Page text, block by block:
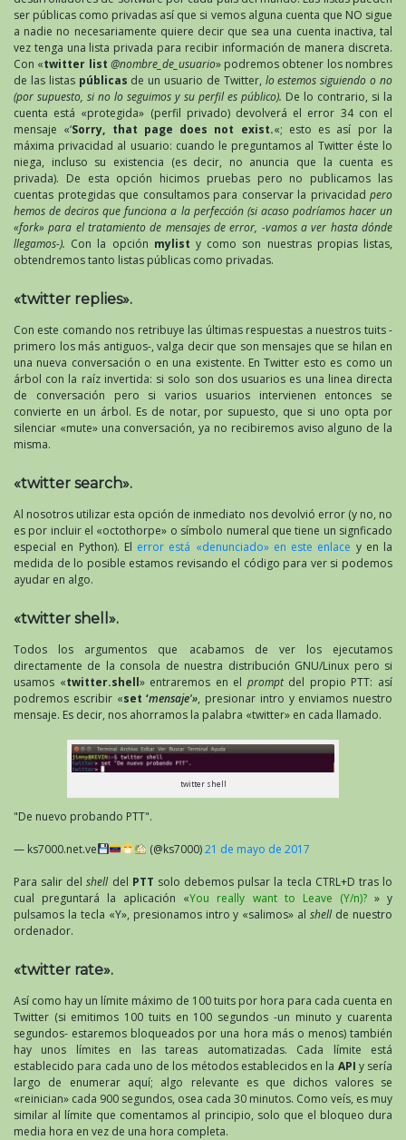
ser públicas como privadas así que si vemos alguna cuenta que NO sigue
a nadie no necesariamente quiere decir que sea una cuenta inactiva, tal
vez tenga una lista privada para recibir información de manera discreta.
Con «twitter list @nombre_de_usuario» podremos obtener los nombres
de las listas públicas de un usuario de Twitter, lo estemos siguiendo o no
(por supuesto, si no lo seguimos y su perfil es público). De lo contrario, si la
cuenta está «protegida» (perfil privado) devolverá el error 34 con el
mensaje «‘Sorry, that page does not exist.«; esto es así por la
máxima privacidad al usuario: cuando le preguntamos al Twitter éste lo
niega, incluso su existencia (es decir, no anuncia que la cuenta es
privada). De esta opción hicimos pruebas pero no publicamos las
cuentas protegidas que consultamos para conservar la privacidad pero
hemos de deciros que funciona a la perfección (si acaso podríamos hacer un
«fork» para el tratamiento de mensajes de error, -vamos a ver hasta dónde
llegamos-). Con la opción mylist y como son nuestras propias listas,
obtendremos tanto listas públicas como privadas.
«twitter replies».
Con este comando nos retribuye las últimas respuestas a nuestros tuits -
primero los más antiguos-, valga decir que son mensajes que se hilan en
una nueva conversación o en una existente. En Twitter esto es como un
árbol con la raíz invertida: si solo son dos usuarios es una linea directa
de conversación pero si varios usuarios intervienen entonces se
convierte en un árbol. Es de notar, por supuesto, que si uno opta por
silenciar «mute» una conversación, ya no recibiremos aviso alguno de la
misma.
«twitter search».
Al nosotros utilizar esta opción de inmediato nos devolvió error (y no, no
es por incluir el «octothorpe» o símbolo numeral que tiene un signficado
especial en Python). El error está «denunciado» en este enlace y en la
medida de lo posible estamos revisando el código para ver si podemos
ayudar en algo.
«twitter shell».
Todos los argumentos que acabamos de ver los ejecutamos
directamente de la consola de nuestra distribución GNU/Linux pero si
usamos «twitter.shell» entraremos en el promptdel propio PTT: así
podremos escribir «set ‘mensaje'», presionar intro y enviamos nuestro
mensaje. Es decir, nos ahorramos la palabra «twitter» en cada llamado.
twitter shell
"De nuevo probando PTT".
— ks7000.net.ve (@ks7000)21 de mayo de 2017
Para salir delshelldel PTT solo debemos pulsar la tecla CTRL+D tras lo
cual preguntará la aplicación «You really want to Leave (Y/n)?» y
pulsamos la tecla «Y», presionamos intro y «salimos» alshellde nuestro
ordenador.
«twitter rate».
Así como hay un límite máximo de 100 tuits por hora para cada cuenta en
Twitter (si emitimos 100 tuits en 100 segundos -un minuto y cuarenta
segundos- estaremos bloqueados por una hora más o menos) también
hay unos límites en las tareas automatizadas. Cada límite está
establecido para cada uno de los métodos establecidos en la API y sería
largo de enumerar aquí; algo relevante es que dichos valores se
«reinician» cada 900 segundos, osea cada 30 minutos. Como veís, es muy
similar al límite que comentamos al principio, solo que el bloqueo dura
media hora en vez de una hora completa.